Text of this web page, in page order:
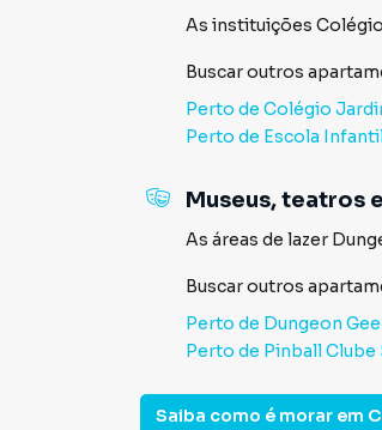
As instituições
Buscar outros
Perto de Colégio
Perto de Escola
Museus, teatros
As áreas de lazer
Buscar outros
Perto de Dungeon
Perto de Pinball Clube
Saiba como é morar em